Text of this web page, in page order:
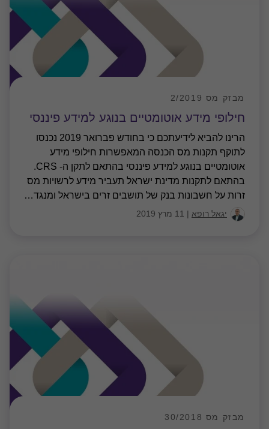
חילופי מידע אוטומטיים בנוגע למידע פיננסי
מבזק מס 2/2019
הרינו להביא לידיעתכם כי בחודש פברואר 2019 נכנסו
לתוקף תקנות מס הכנסה המאפשרות חילופי מידע
אוטומטיים בנוגע למידע פיננסי בהתאם לתקן ה- CRS.
בהתאם לתקנות מדינת ישראל תעביר מידע לרשויות מס
זרות על חשבונות בנק של תושבים זרים בישראל ומנגד…
יגאל רופא | 11 מרץ 2019
מבזק מס 30/2018